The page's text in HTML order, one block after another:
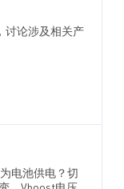
讨论涉及相关产
电池供电？切